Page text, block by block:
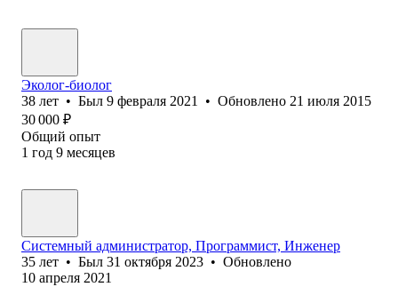
Эколог-биолог
38 лет • Был 9 февраля 2021 • Обновлено 21 июля 2015
30 000 ₽
Общий опыт
1 год 9 месяцев
Системный администратор, Программист, Инженер
35 лет • Был 31 октября 2023 • Обновлено
10 апреля 2021